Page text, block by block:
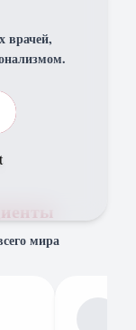
врачей,
мира